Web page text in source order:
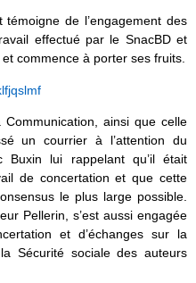
de l’engagement des
effectué par le SnacBD et
commence à porter ses fruits.
ainsi que celle
un courrier à l’attention du
Buxin lui rappelant qu’il était
de concertation et que cette
le plus large possible.
Pellerin, s’est aussi engagée
et d’échanges sur la
Sécurité sociale des auteurs